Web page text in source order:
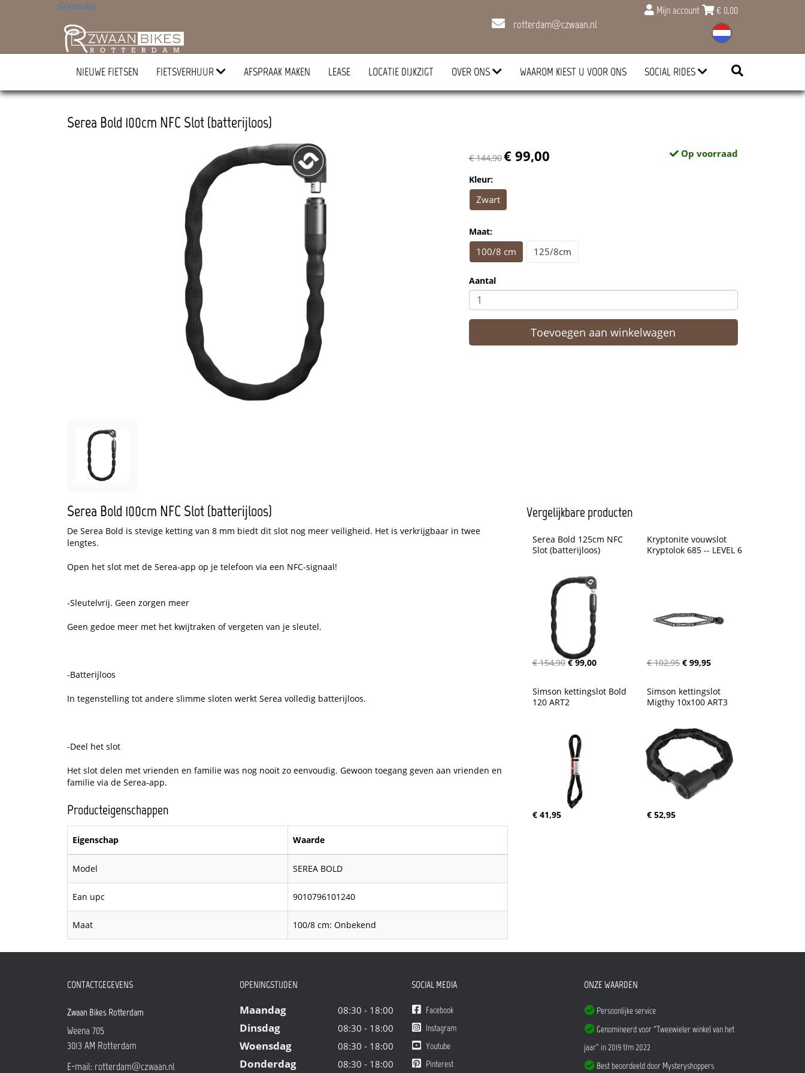
Mijn account € 0,00
rotterdam@czwaan.nl
WhatsApp
NIEUWE FIETSEN FIETSVERHUUR AFSPRAAK MAKEN LEASE LOCATIE DIJKZIGT OVER ONS WAAROM KIEST U VOOR ONS SOCIAL RIDES
Serea Bold 100cm NFC Slot (batterijloos)
€ 144,90€ 99,00 Op voorraad
Kleur:
Zwart
Maat:
100/8 cm 125/8cm
Aantal
Toevoegen aan winkelwagen
Serea Bold 100cm NFC Slot (batterijloos)
De Serea Bold is stevige ketting van 8 mm biedt dit slot nog meer veiligheid. Het is verkrijgbaar in twee
lengtes.
Open het slot met de Serea-app op je telefoon via een NFC-signaal!
-Sleutelvrij. Geen zorgen meer
Geen gedoe meer met het kwijtraken of vergeten van je sleutel.
-Batterijloos
In tegenstelling tot andere slimme sloten werkt Serea volledig batterijloos.
-Deel het slot
Het slot delen met vrienden en familie was nog nooit zo eenvoudig. Gewoon toegang geven aan vrienden en
familie via de Serea-app.
Producteigenschappen
Eigenschap Waarde
Model SEREA BOLD
Ean upc 9010796101240
Maat 100/8 cm: Onbekend
Vergelijkbare producten
Serea Bold 125cm NFC
Slot (batterijloos)
€ 154,90 € 99,00
Kryptonite vouwslot
Kryptolok 685 -- LEVEL 6
€ 102,95 € 99,95
Simson kettingslot Bold
120 ART2
€ 41,95
Simson kettingslot
Migthy 10x100 ART3
€ 52,95
CONTACTGEGEVENS
Zwaan Bikes Rotterdam
Weena 705
3013 AM Rotterdam
E-mail: rotterdam@czwaan.nl
OPENINGSTIJDEN
Maandag 08:30 - 18:00
Dinsdag 08:30 - 18:00
Woensdag 08:30 - 18:00
Donderdag 08:30 - 18:00
SOCIAL MEDIA
Facebook
Instagram
Youtube
Pinterest
ONZE WAARDEN
Persoonlijke service
Genomineerd voor "Tweewieler winkel van het
jaar" in 2019 t/m 2022
Best beoordeeld door Mysteryshoppers